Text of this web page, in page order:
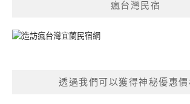
瘋台灣民宿
透過我們可以獲得神秘優惠